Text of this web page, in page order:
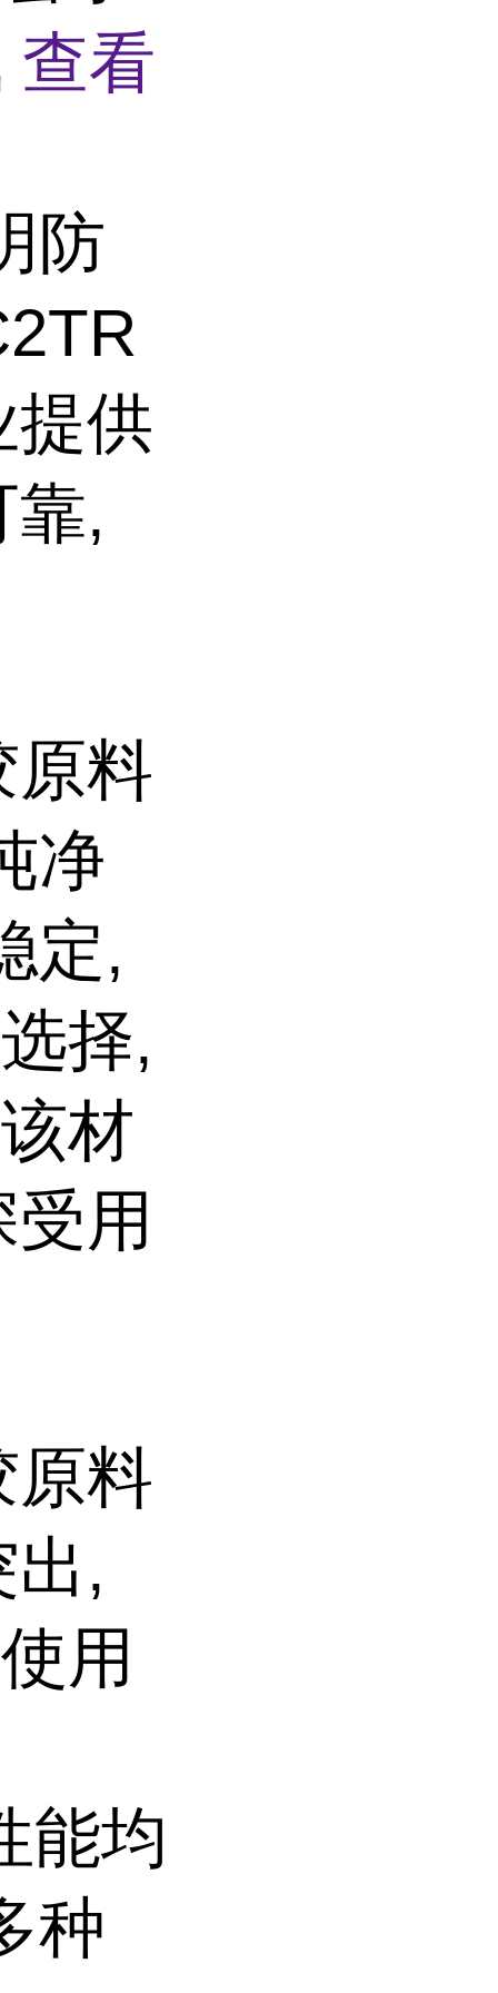
查看
防
提供
,
原料
净
定,
择,
材
用
原料
,
用
能均
种